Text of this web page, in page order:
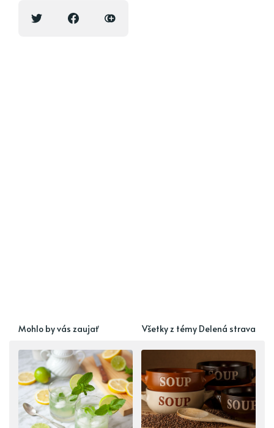
Mohlo by vás zaujať Všetky z témy Delená strava